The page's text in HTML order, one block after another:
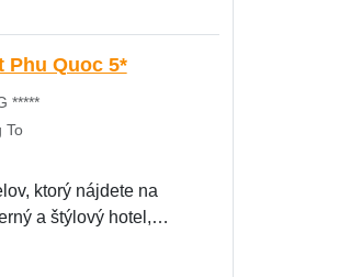
Phu Quoc 5*
*****
To
ktorý nájdete na
a štýlový hotel,